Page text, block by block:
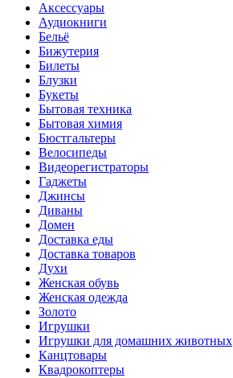
Аксессуары
Аудиокниги
Бельё
Бижутерия
Билеты
Блузки
Букеты
Бытовая техника
Бытовая химия
Бюстгальтеры
Велосипеды
Видеорегистраторы
Гаджеты
Джинсы
Диваны
Домен
Доставка еды
Доставка товаров
Духи
Женская обувь
Женская одежда
Золото
Игрушки
Игрушки для домашних животных
Канцтовары
Квадрокоптеры